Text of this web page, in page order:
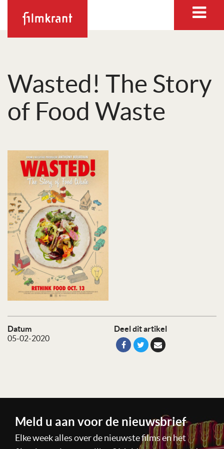
Wasted! The Story
of Food Waste
Datum
05-02-2020
Deel dit artikel
Meld u aan voor de nieuwsbrief
Elke week alles over de nieuwste films en het